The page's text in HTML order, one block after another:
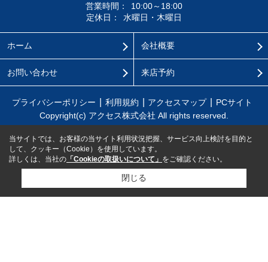
営業時間：
10:00～18:00
定休日：
水曜日・木曜日
ホーム 会社概要
お問い合わせ 来店予約
プライバシーポリシー 利用規約 アクセスマップ
PCサイト
Copyright(c) アクセス株式会社 All rights reserved.
当サイトでは、お客様の当サイト利用状況把握、サービス向上検討を目的と
して、クッキー（Cookie）を使用しています。
詳しくは、当社の 「Cookieの取扱いについて」 をご確認ください。
閉じる